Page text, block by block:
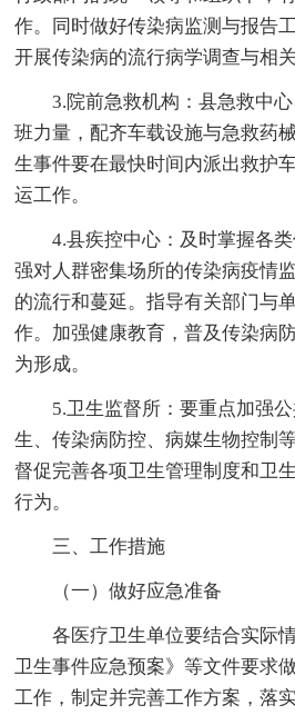
作。同时做好传染病监测与报告
开展传染病的流行病学调查与相
3.院前急救机构：县急救中
班力量，配齐车载设施与急救药
生事件要在最快时间内派出救护
运工作。
4.县疾控中心：及时掌握各
强对人群密集场所的传染病疫情
的流行和蔓延。指导有关部门与
作。加强健康教育，普及传染病
为形成。
5.卫生监督所：要重点加强
生、传染病防控、病媒生物控制
督促完善各项卫生管理制度和卫
行为。
三、工作措施
（一）做好应急准备
各医疗卫生单位要结合实际
卫生事件应急预案》等文件要求
工作，制定并完善工作方案，落